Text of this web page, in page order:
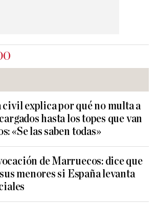
civil explica por qué no multa a
hasta los topes que van
«Se las saben todas»
de Marruecos: dice que
menores si España levanta